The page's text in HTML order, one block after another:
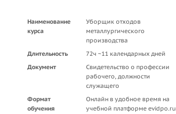
Наименование
курса
Уборщик отходов
металлургического
производства
Длительность
72ч ~11 календарных дней
Документ
Свидетельство о профессии
рабочего, должности
служащего
Формат
обучения
Онлайн в удобное время на
учебной платформе evidpo.ru